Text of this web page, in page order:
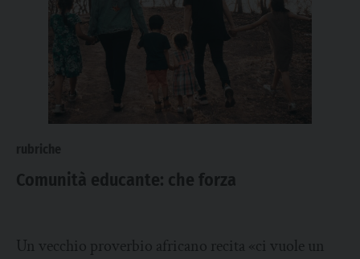
Comunità educante: che forza
Un vecchio proverbio africano recita «ci vuole un